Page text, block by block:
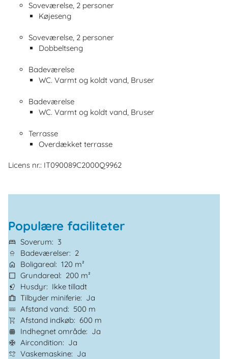
Soveværelse, 2 personer
Køjeseng
Soveværelse, 2 personer
Dobbeltseng
Badeværelse
WC. Varmt og koldt vand, Bruser
Badeværelse
WC. Varmt og koldt vand, Bruser
Terrasse
Overdækket terrasse
Licens nr.: IT090089C2000Q9962
Populære faciliteter
Soverum
3
Badeværelser
2
Boligareal 120 m²
Grundareal
200 m²
Husdyr
Ikke tilladt
Tilbyder miniferie
Ja
Afstand vand
500 m
Afstand indkøb
600 m
Indhegnet område
Ja
Aircondition
Ja
Vaskemaskine
Ja